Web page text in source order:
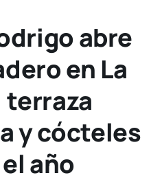
abre
en La
y cócteles
año